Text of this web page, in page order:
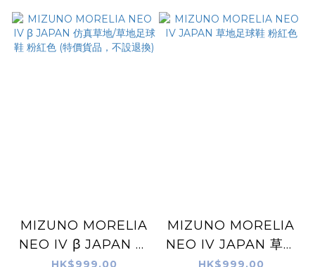
MIZUNO MORELIA
NEO IV β JAPAN 仿
真草地/草地足球鞋 粉
HK$999.00
MIZUNO MORELIA
NEO IV JAPAN 草地
足球鞋 粉紅色
HK$999.00